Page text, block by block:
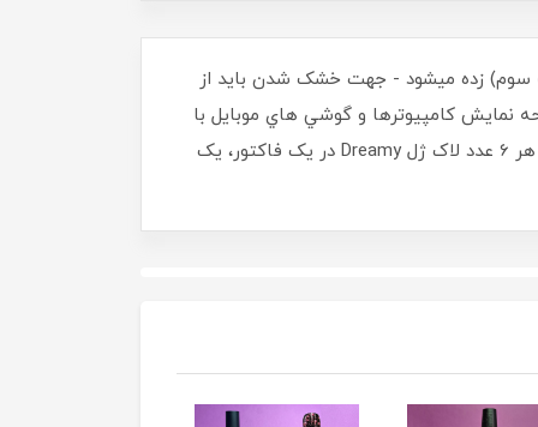
سوم) زده ميشود - جهت خشک شدن بايد از
است، و صفحه نمايش کامپيوترها و گوشي هاي موبايل با
هم متفاوت ميباشد، ممکن است توناژ رنگ لاک ژل ارسالي با رنگي که در تصوير ميبينيد کمي متفاوت باشد - ((با خريد هر 6 عدد لاک ژل Dreamy در يک فاکتور، يک